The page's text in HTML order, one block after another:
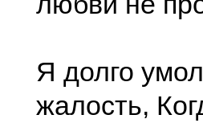
Я долго
жалость,